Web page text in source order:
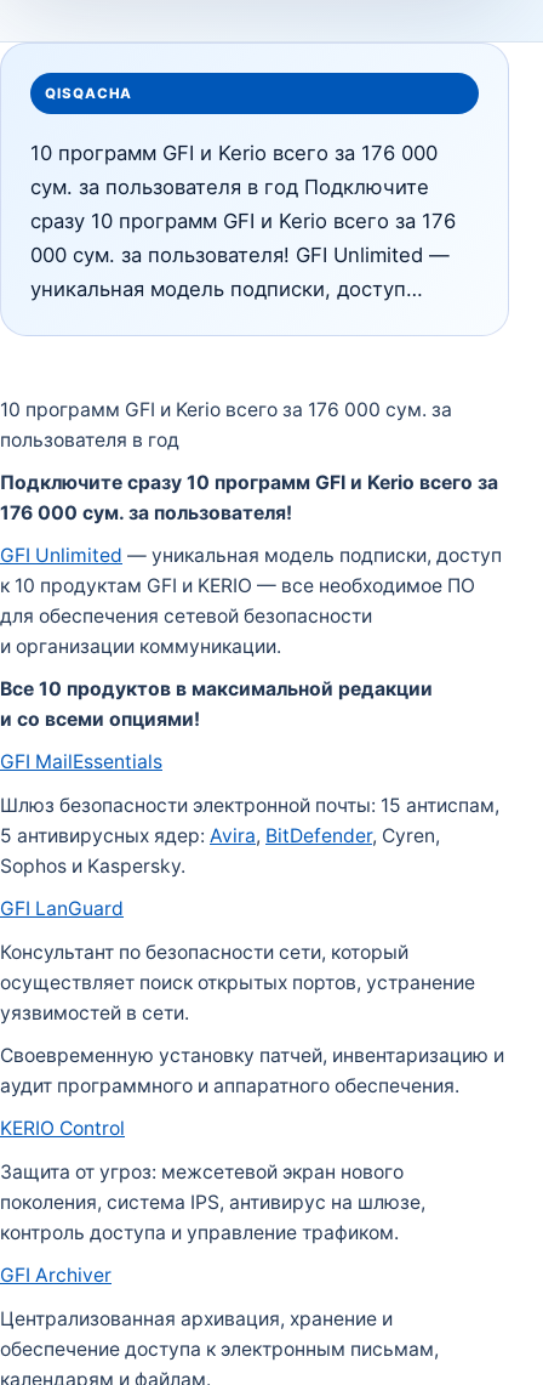
QISQACHA
10 программ GFI и Kerio всего за 176 000
сум. за пользователя в год Подключите
сразу 10 программ GFI и Kerio всего за 176
000 сум. за пользователя! GFI Unlimited —
уникальная модель подписки, доступ…
10 программ GFI и Kerio всего за 176 000 сум. за
пользователя в год
Подключите сразу 10 программ GFI и Kerio всего за
176 000 сум. за пользователя!
GFI Unlimited — уникальная модель подписки, доступ
к 10 продуктам GFI и KERIO — все необходимое ПО
для обеспечения сетевой безопасности
и организации коммуникации.
Все 10 продуктов в максимальной редакции
и со всеми опциями!
GFI MailEssentials
Шлюз безопасности электронной почты: 15 антиспам,
5 антивирусных ядер: Avira, BitDefender, Cyren,
Sophos и Kaspersky.
GFI LanGuard
Консультант по безопасности сети, который
осуществляет поиск открытых портов, устранение
уязвимостей в сети.
Своевременную установку патчей, инвентаризацию и
аудит программного и аппаратного обеспечения.
KERIO Control
Защита от угроз: межсетевой экран нового
поколения, система IPS, антивирус на шлюзе,
контроль доступа и управление трафиком.
GFI Archiver
Централизованная архивация, хранение и
обеспечение доступа к электронным письмам,
календарям и файлам.